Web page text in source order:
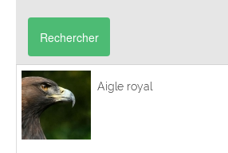
Rechercher
Aigle royal